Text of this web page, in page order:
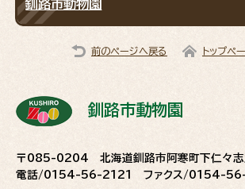
釧路市動物園
前のページへ戻る トップペ
釧路市動物園
〒085-0204 北海道釧路市阿寒町下仁々
電話/0154-56-2121 ファクス/0154-